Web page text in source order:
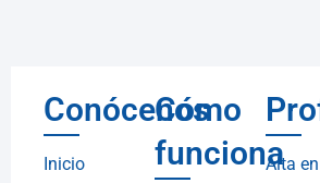
Conócenos
Inicio
Cómo
funcionaAlta en